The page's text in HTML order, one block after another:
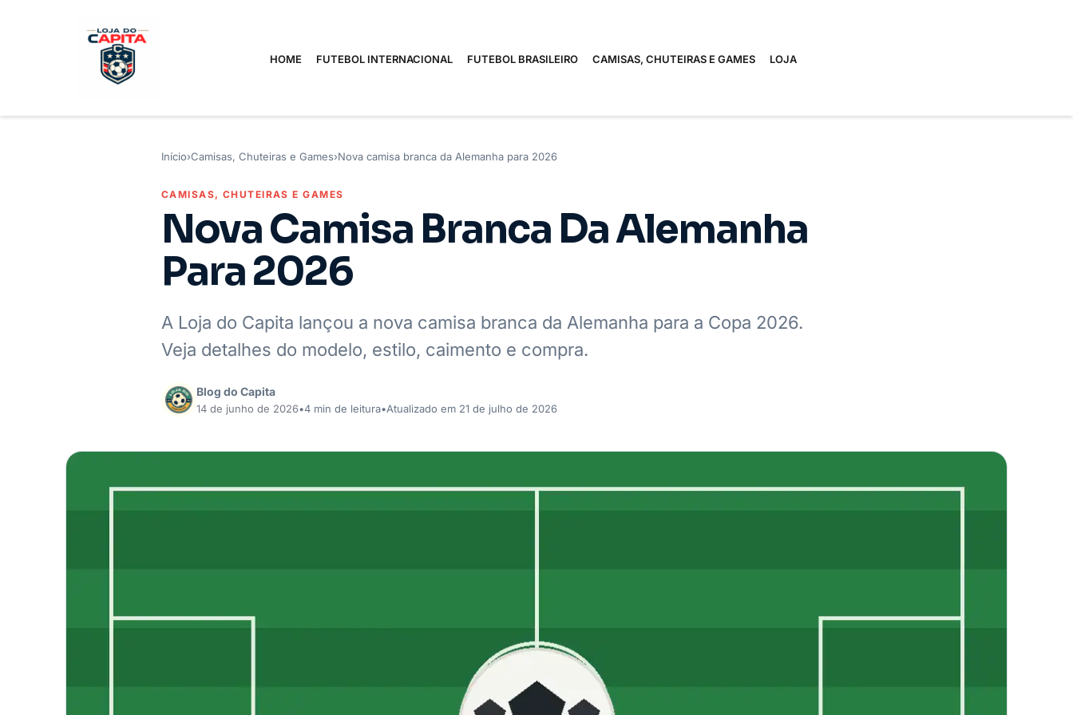
HOME FUTEBOL INTERNACIONAL FUTEBOL BRASILEIRO CAMISAS, CHUTEIRAS E GAMES LOJA
Início›Camisas, Chuteiras e Games›Nova camisa branca da Alemanha para 2026
CAMISAS, CHUTEIRAS E GAMES
Nova Camisa Branca Da Alemanha
Para 2026
A Loja do Capita lançou a nova camisa branca da Alemanha para a Copa 2026.
Veja detalhes do modelo, estilo, caimento e compra.
Blog do Capita
14 de junho de 2026•4 min de leitura•Atualizado em 21 de julho de 2026